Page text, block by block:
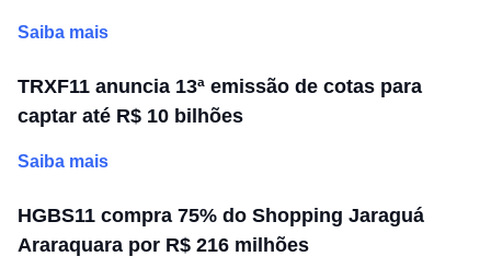
Saiba mais
TRXF11 anuncia 13ª emissão de cotas para
captar até R$ 10 bilhões
Saiba mais
HGBS11 compra 75% do Shopping Jaraguá
Araraquara por R$ 216 milhões